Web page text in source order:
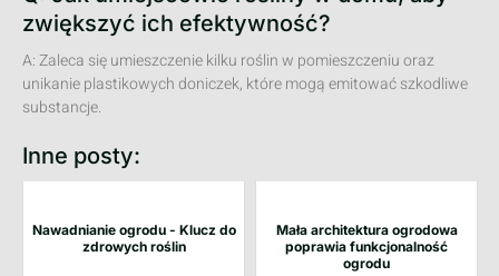
zwiększyć ich efektywność?
A: Zaleca się umieszczenie kilku roślin w pomieszczeniu oraz
unikanie plastikowych doniczek, które mogą emitować szkodliwe
substancje.
Inne posty:
Nawadnianie ogrodu - Klucz do
zdrowych roślin
Mała architektura ogrodowa
poprawia funkcjonalność
ogrodu